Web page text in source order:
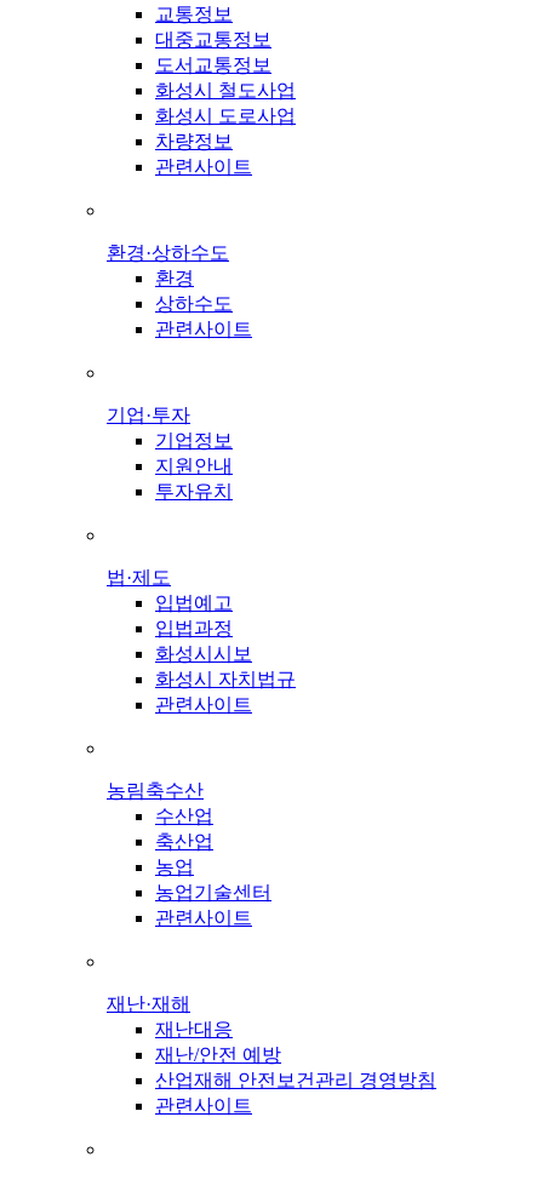
교통정보
대중교통정보
도서교통정보
화성시 철도사업
화성시 도로사업
차량정보
관련사이트
환경·상하수도
환경
상하수도
관련사이트
기업·투자
기업정보
지원안내
투자유치
법·제도
입법예고
입법과정
화성시시보
화성시 자치법규
관련사이트
농림축수산
수산업
축산업
농업
농업기술센터
관련사이트
재난·재해
재난대응
재난/안전 예방
산업재해 안전보건관리 경영방침
관련사이트